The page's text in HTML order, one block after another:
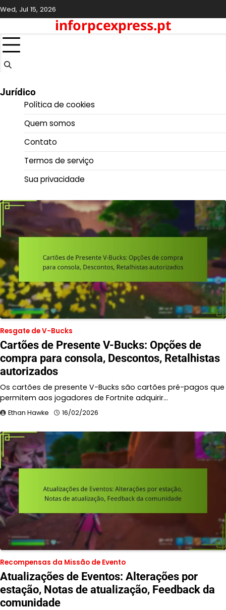
Skip
to
Wed, Jul 15, 2026
inforpcexpress.pt
Jurídico
Política de cookies
Quem somos
Contato
Termos de serviço
Sua privacidade
Resgate de V-Bucks
Cartões de Presente V-Bucks: Opções de
compra para consola, Descontos, Retalhistas
autorizados
Os cartões de presente V-Bucks são cartões pré-pagos que
permitem aos jogadores de Fortnite adquirir…
Ethan Hawke 16/02/2026
Recompensas da Missão de Evento
Atualizações de Eventos: Alterações por
estação, Notas de atualização, Feedback da
comunidade